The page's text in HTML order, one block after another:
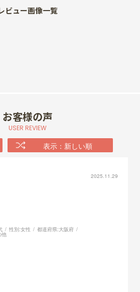
ビュー画像一覧
お客様の声
USER REVIEW
表示：新しい順
2025.11.29
性別:女性 都道府県:大阪府
他